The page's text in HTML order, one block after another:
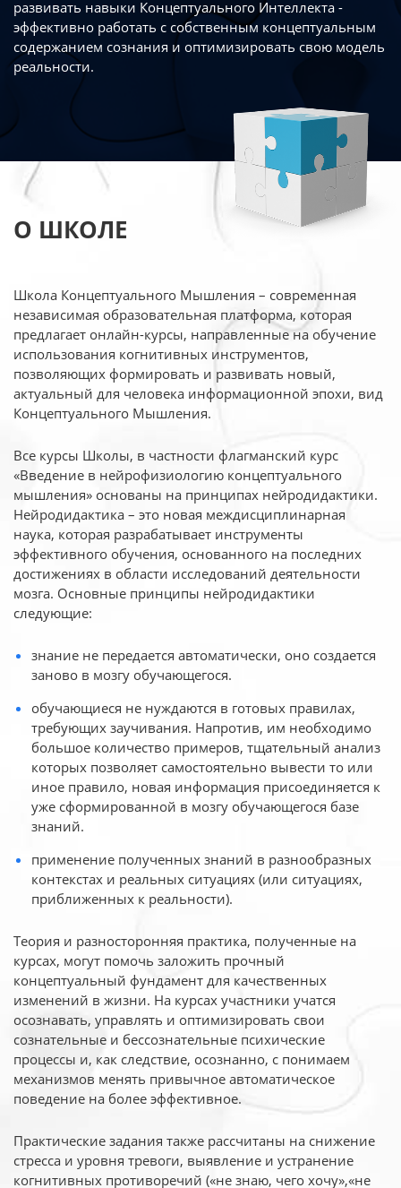
развивать навыки Концептуального Интеллекта -
эффективно работать с собственным концептуальным
содержанием сознания и оптимизировать свою модель
реальности.
О ШКОЛЕ
Школа Концептуального Мышления – современная
независимая образовательная платформа, которая
предлагает онлайн-курсы, направленные на обучение
использования когнитивных инструментов,
позволяющих формировать и развивать новый,
актуальный для человека информационной эпохи, вид
Концептуального Мышления.
Все курсы Школы, в частности флагманский курс
«Введение в нейрофизиологию концептуального
мышления» основаны на принципах нейродидактики.
Нейродидактика – это новая междисциплинарная
наука, которая разрабатывает инструменты
эффективного обучения, основанного на последних
достижениях в области исследований деятельности
мозга. Основные принципы нейродидактики
следующие:
знание не передается автоматически, оно создается
заново в мозгу обучающегося.
обучающиеся не нуждаются в готовых правилах,
требующих заучивания. Напротив, им необходимо
большое количество примеров, тщательный анализ
которых позволяет самостоятельно вывести то или
иное правило, новая информация присоединяется к
уже сформированной в мозгу обучающегося базе
знаний.
применение полученных знаний в разнообразных
контекстах и реальных ситуациях (или ситуациях,
приближенных к реальности).
Теория и разносторонняя практика, полученные на
курсах, могут помочь заложить прочный
концептуальный фундамент для качественных
изменений в жизни. На курсах участники учатся
осознавать, управлять и оптимизировать свои
сознательные и бессознательные психические
процессы и, как следствие, осознанно, с понимаем
механизмов менять привычное автоматическое
поведение на более эффективное.
Практические задания также рассчитаны на снижение
стресса и уровня тревоги, выявление и устранение
когнитивных противоречий («не знаю, чего хочу»,«не